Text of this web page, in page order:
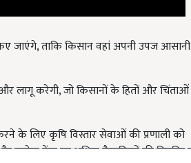
प्रत्येक केंद्र पर अधिक वैज्ञानिकों की नियुक्ति की